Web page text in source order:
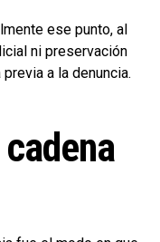
ese punto, al
ni preservación
a la denuncia.